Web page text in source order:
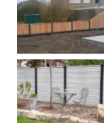
Douglas